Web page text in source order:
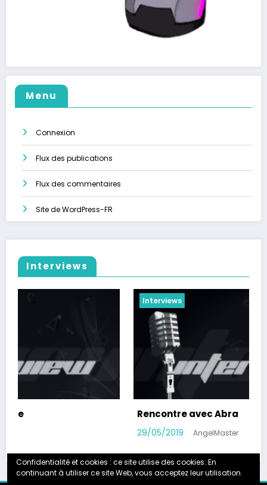
Menu
Connexion
Flux des publications
Flux des commentaires
Site de WordPress-FR
Interviews
Interviews
Rencontre avec Noopinho
22/03/2018 AngelMaster
Confidentialité et cookies : ce site utilise des cookies. En
continuant à utiliser ce site Web, vous acceptez leur utilisation.